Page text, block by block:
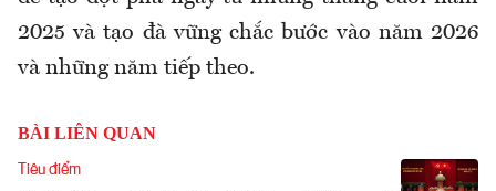
2025 và tạo đà vững chắc bước vào năm 2026
và những năm tiếp theo.
BÀI LIÊN QUAN
Tiêu điểm